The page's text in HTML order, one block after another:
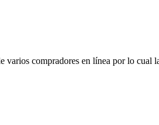
compradores en línea por lo cual